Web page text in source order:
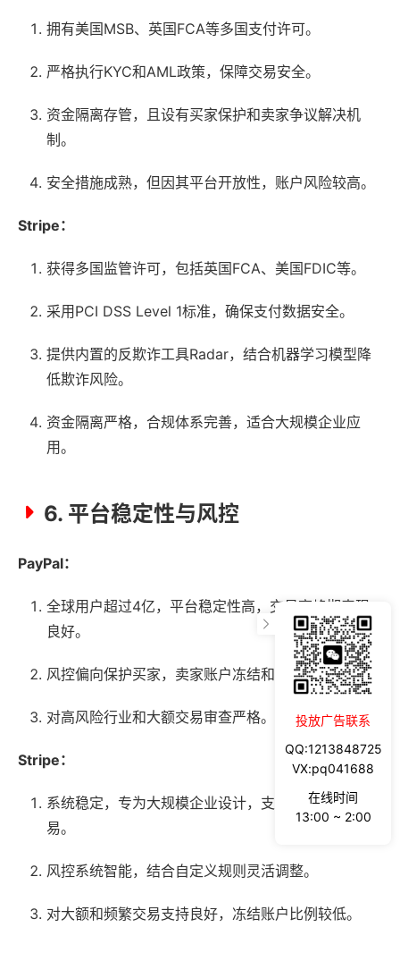
拥有美国MSB、英国FCA等多国支付许可。
严格执行KYC和AML政策，保障交易安全。
资金隔离存管，且设有买家保护和卖家争议解决机
制。
安全措施成熟，但因其平台开放性，账户风险较高。
Stripe：
获得多国监管许可，包括英国FCA、美国FDIC等。
采用PCI DSS Level 1标准，确保支付数据安全。
提供内置的反欺诈工具Radar，结合机器学习模型降
低欺诈风险。
资金隔离严格，合规体系完善，适合大规模企业应
用。
6. 平台稳定性与风控
PayPal：
全球用户超过4亿，平台稳定性高，交易高峰期表现
良好。
风控偏向保护买家，卖家账户冻结和限制现象较多。
对高风险行业和大额交易审查严格。
Stripe：
系统稳定，专为大规模企业设计，支持海量并发交
易。
风控系统智能，结合自定义规则灵活调整。
对大额和频繁交易支持良好，冻结账户比例较低。
投放广告联系
QQ:1213848725
VX:pq041688
在线时间
13:00 ~ 2:00